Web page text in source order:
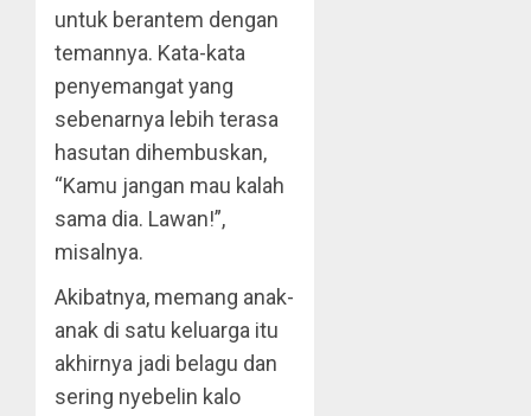
untuk berantem dengan
temannya. Kata-kata
penyemangat yang
sebenarnya lebih terasa
hasutan dihembuskan,
“Kamu jangan mau kalah
sama dia. Lawan!”,
misalnya.
Akibatnya, memang anak-
anak di satu keluarga itu
akhirnya jadi belagu dan
sering nyebelin kalo